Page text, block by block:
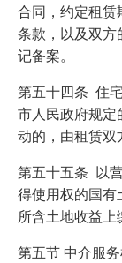
合同，约定租
条款，以及双方
记备案。
第五十四条 住
市人民政府规
动的，由租赁双
第五十五条 以
得使用权的国有
所含土地收益上
第五节 中介服